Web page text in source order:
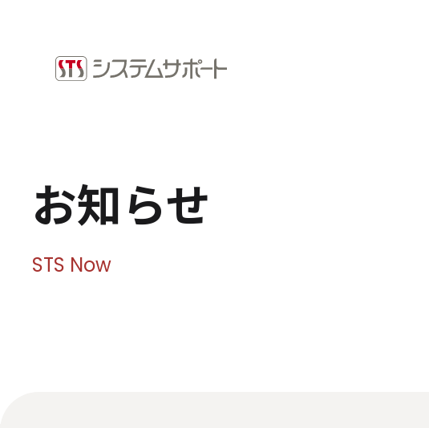
ソリューション・プロダクト
サステナビリティ
環境（E）
社会（S）
お知らせ
STS Now